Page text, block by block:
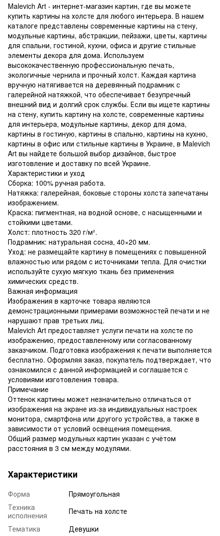
Malevich Art - интернет-магазин картин, где вы можете
купить картины на холсте для любого интерьера. В нашем
каталоге представлены современные картины на стену,
модульные картины, абстракции, пейзажи, цветы, картины
для спальни, гостиной, кухни, офиса и другие стильные
элементы декора для дома. Используем
высококачественную профессиональную печать,
экологичные чернила и прочный холст. Каждая картина
вручную натягивается на деревянный подрамник с
галерейной натяжкой, что обеспечивает безупречный
внешний вид и долгий срок службы. Если вы ищете картины
на стену, купить картину на холсте, современные картины
для интерьера, модульные картины, декор для дома,
картины в гостиную, картины в спальню, картины на кухню,
картины в офис или стильные картины в Украине, в Malevich
Art вы найдете большой выбор дизайнов, быстрое
изготовление и доставку по всей Украине.
Характеристики и уход
Сборка: 100% ручная работа.
Натяжка: галерейная, боковые стороны холста запечатаны
изображением.
Краска: пигментная, на водной основе, с насыщенными и
стойкими цветами.
Холст: плотность 320 г/м².
Подрамник: натуральная сосна, 40×20 мм.
Уход: не размещайте картину в помещениях с повышенной
влажностью или рядом с источниками тепла. Для очистки
используйте сухую мягкую ткань без применения
химических средств.
Важная информация
Изображения в карточке товара являются
демонстрационными примерами возможностей печати и не
нарушают прав третьих лиц.
Malevich Art предоставляет услуги печати на холсте по
изображению, предоставленному или согласованному
заказчиком. Подготовка изображения к печати выполняется
бесплатно. Оформляя заказ, покупатель подтверждает, что
ознакомился с данной информацией и соглашается с
условиями изготовления товара.
Примечание
Оттенок картины может незначительно отличаться от
изображения на экране из-за индивидуальных настроек
монитора, смартфона или другого устройства, а также в
зависимости от условий освещения помещения.
Общий размер модульных картин указан с учётом
расстояния в 3 см между модулями.
Характеристики
Форма
Прямоугольная
Техника
исполнения
Печать на холсте
Тематика
Девушки